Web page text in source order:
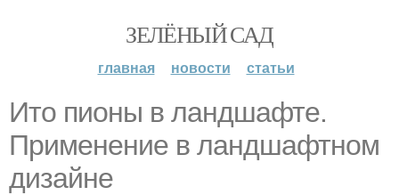
ЗЕЛЁНЫЙ САД
главная новости статьи
Ито пионы в ландшафте.
Применение в ландшафтном
дизайне